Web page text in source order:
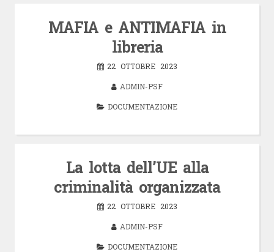
MAFIA e ANTIMAFIA in
libreria
22 OTTOBRE 2023
ADMIN-PSF
DOCUMENTAZIONE
La lotta dell’UE alla
criminalità organizzata
22 OTTOBRE 2023
ADMIN-PSF
DOCUMENTAZIONE